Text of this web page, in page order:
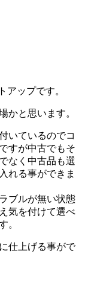
アップです。
かと思います。
いているのでコ
すが中古でもそ
なく中古品も選
れる事ができま
ブルが無い状態
気を付けて選べ
。
仕上げる事がで